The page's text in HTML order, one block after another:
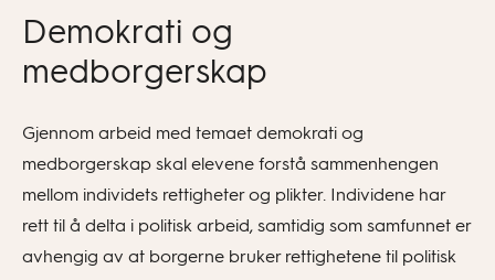
Demokrati og
medborgerskap
Gjennom arbeid med temaet demokrati og
medborgerskap skal elevene forstå sammenhengen
mellom individets rettigheter og plikter. Individene har
rett til å delta i politisk arbeid, samtidig som samfunnet er
avhengig av at borgerne bruker rettighetene til politisk